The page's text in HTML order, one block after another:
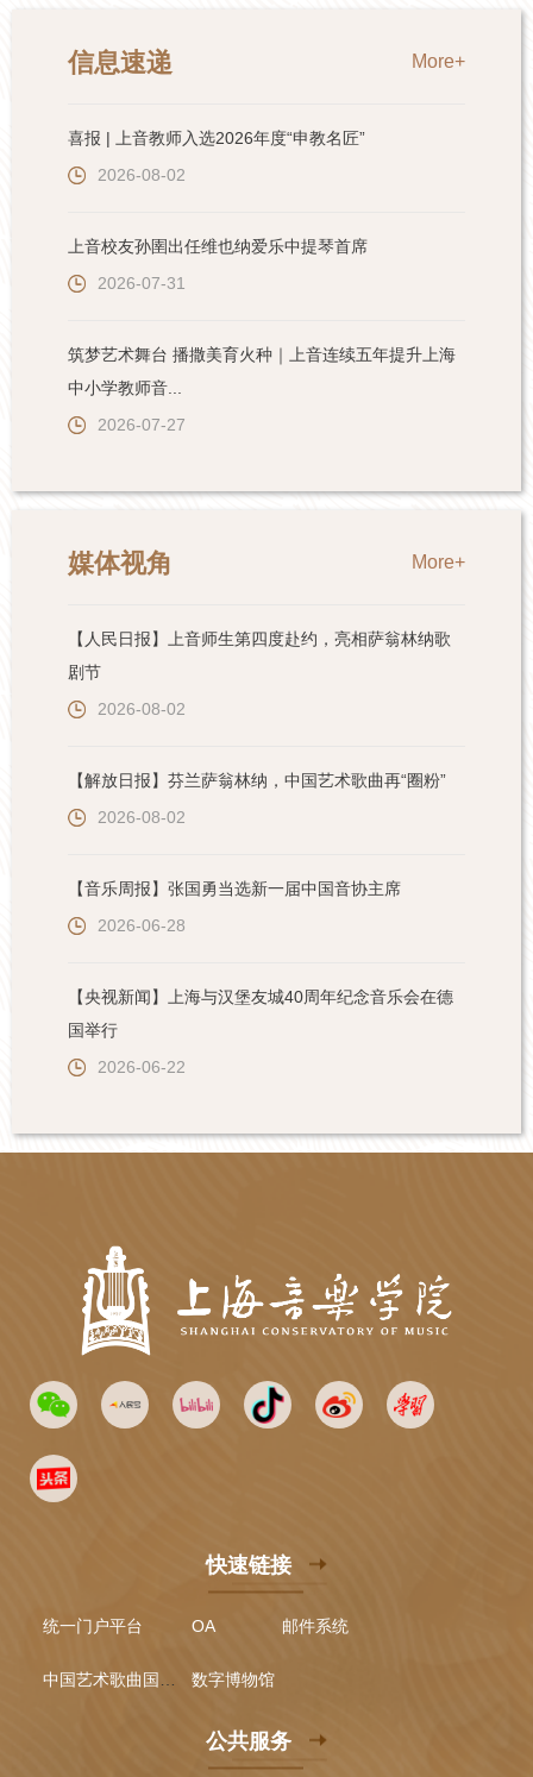
信息速递 More+
喜报 | 上音教师入选2026年度“申教名匠”
2026-08-02
上音校友孙圉出任维也纳爱乐中提琴首席
2026-07-31
筑梦艺术舞台 播撒美育火种｜上音连续五年提升上海
中小学教师音...
2026-07-27
媒体视角 More+
【人民日报】上音师生第四度赴约，亮相萨翁林纳歌
剧节
2026-08-02
【解放日报】芬兰萨翁林纳，中国艺术歌曲再“圈粉”
2026-08-02
【音乐周报】张国勇当选新一届中国音协主席
2026-06-28
【央视新闻】上海与汉堡友城40周年纪念音乐会在德
国举行
2026-06-22
快速链接
统一门户平台 OA 邮件系统
数字博物馆
公共服务